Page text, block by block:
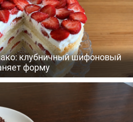
клубничный шифоновый
форму